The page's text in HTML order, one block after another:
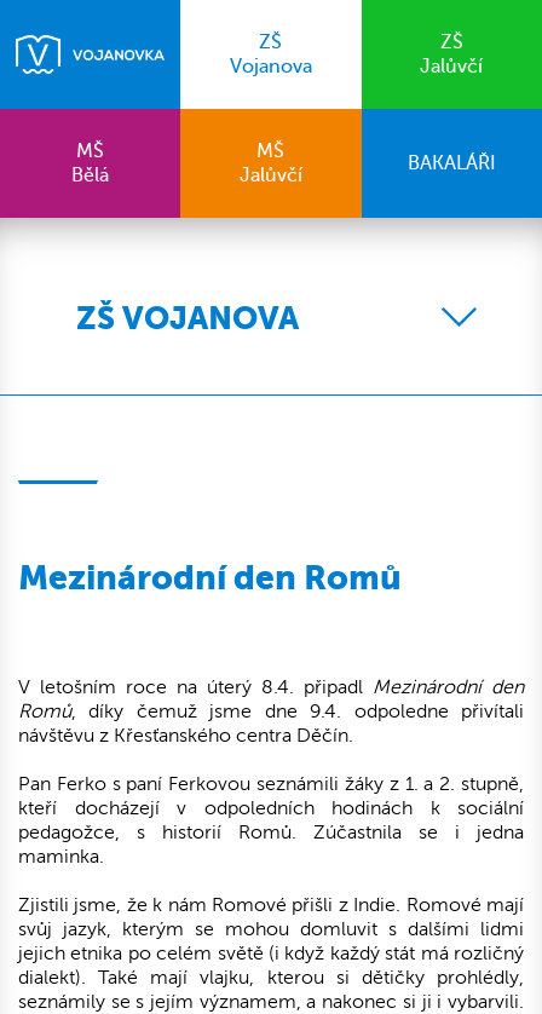
ZŠ
Vojanova
ZŠ
Jalůvčí
MŠ
Bělá
MŠ
Jalůvčí
BAKALÁŘI
ZŠ VOJANOVA
Mezinárodní den Romů
V letošním roce na úterý 8.4. připadl Mezinárodní den
Romů, díky čemuž jsme dne 9.4. odpoledne přivítali
návštěvu z Křesťanského centra Děčín.
Pan Ferko s paní Ferkovouseznámili žáky z 1. a 2. stupně,
kteří docházejí v odpoledních hodinách k sociální
pedagožce, s historií Romů. Zúčastnila se i jedna
maminka.
Zjistili jsme, že k nám Romové přišli z Indie. Romové mají
svůj jazyk, kterým se mohou domluvit s dalšími lidmi
jejich etnika po celém světě (i když každý stát má rozličný
dialekt). Také mají vlajku, kterou si dětičky prohlédly,
seznámily se s jejím významem, a nakonec si ji i vybarvili.